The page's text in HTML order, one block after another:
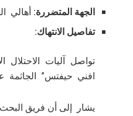
الجهة المتضررة: أهالي
تفاصيل الانتهاك:
تواصل آليات الاحتلال
افني حيفتس” الجاثمة
يشار إلى أن فريق